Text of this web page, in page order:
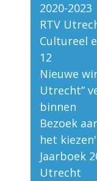
2020-2023
RTV
Cultureel
12
Nieuwe
Utrecht”
binnen
Bezoek
het kiezen'
Jaarboek
Utrecht